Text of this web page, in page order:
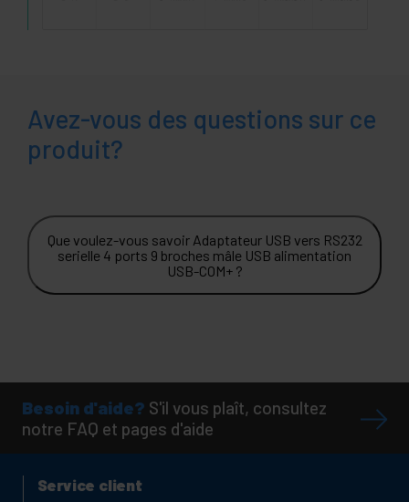
Avez-vous des questions sur ce
produit?
Que voulez-vous savoir Adaptateur USB vers RS232
serielle 4 ports 9 broches mâle USB alimentation
USB-COM+ ?
Besoin d'aide? S'il vous plaît, consultez
notre FAQ et pages d'aide
Service client